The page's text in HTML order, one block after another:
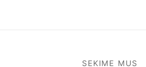
SEKIME MUS